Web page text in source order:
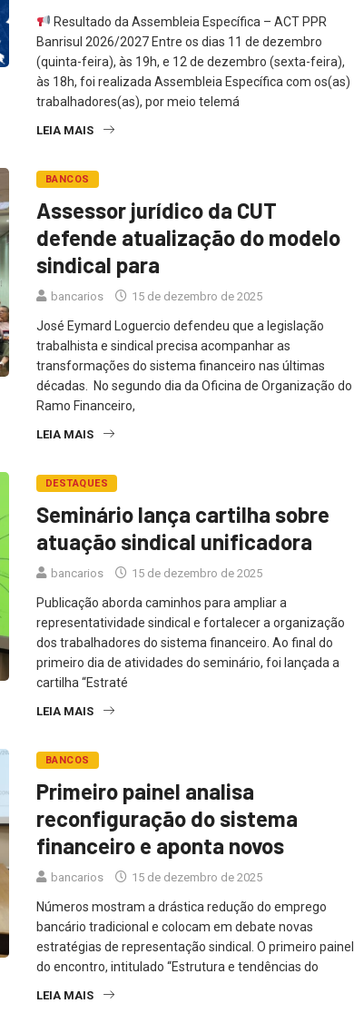
Resultado da Assembleia Específica – ACT PPR
Banrisul 2026/2027 Entre os dias 11 de dezembro
(quinta-feira), às 19h, e 12 de dezembro (sexta-feira),
às 18h, foi realizada Assembleia Específica com os(as)
trabalhadores(as), por meio telemá
LEIA MAIS
BANCOS
Assessor jurídico da CUT
defende atualização do modelo
sindical para
bancarios 15 de dezembro de 2025
José Eymard Loguercio defendeu que a legislação
trabalhista e sindical precisa acompanhar as
transformações do sistema financeiro nas últimas
décadas. No segundo dia da Oficina de Organização do
Ramo Financeiro,
LEIA MAIS
DESTAQUES
Seminário lança cartilha sobre
atuação sindical unificadora
bancarios 15 de dezembro de 2025
Publicação aborda caminhos para ampliar a
representatividade sindical e fortalecer a organização
dos trabalhadores do sistema financeiro. Ao final do
primeiro dia de atividades do seminário, foi lançada a
cartilha “Estraté
LEIA MAIS
BANCOS
Primeiro painel analisa
reconfiguração do sistema
financeiro e aponta novos
bancarios 15 de dezembro de 2025
Números mostram a drástica redução do emprego
bancário tradicional e colocam em debate novas
estratégias de representação sindical. O primeiro painel
do encontro, intitulado “Estrutura e tendências do
LEIA MAIS